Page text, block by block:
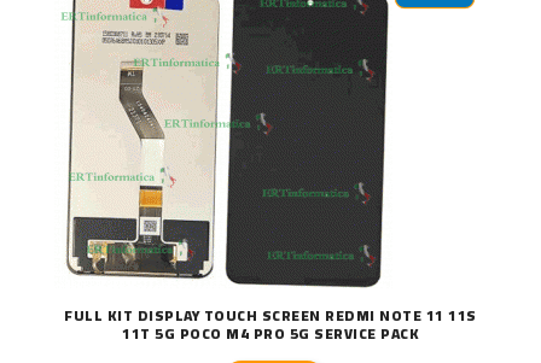
FULL KIT DISPLAY TOUCH SCREEN REDMI NOTE 11 11S
11T 5G POCO M4 PRO 5G SERVICE PACK